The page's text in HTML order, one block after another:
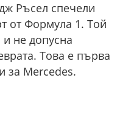
Ръсел спечели
от Формула 1. Той
не допусна
Това е първа
за Mercedes.